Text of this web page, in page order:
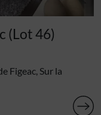
(Lot 46)
Figeac, Sur la